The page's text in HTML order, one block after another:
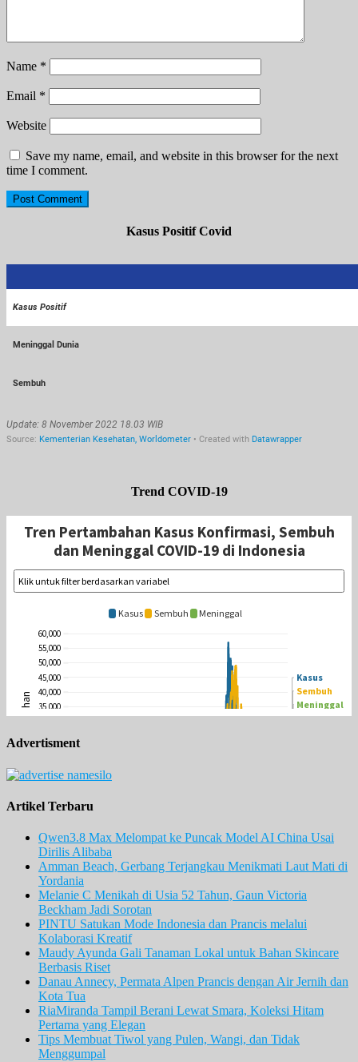
Name *
Email *
Website
Save my name, email, and website in this browser for the next
time I comment.
Kasus Positif Covid
Trend COVID-19
Advertisment
Artikel Terbaru
Qwen3.8 Max Melompat ke Puncak Model AI China Usai
Dirilis Alibaba
Amman Beach, Gerbang Terjangkau Menikmati Laut Mati di
Yordania
Melanie C Menikah di Usia 52 Tahun, Gaun Victoria
Beckham Jadi Sorotan
PINTU Satukan Mode Indonesia dan Prancis melalui
Kolaborasi Kreatif
Maudy Ayunda Gali Tanaman Lokal untuk Bahan Skincare
Berbasis Riset
Danau Annecy, Permata Alpen Prancis dengan Air Jernih dan
Kota Tua
RiaMiranda Tampil Berani Lewat Smara, Koleksi Hitam
Pertama yang Elegan
Tips Membuat Tiwol yang Pulen, Wangi, dan Tidak
Menggumpal